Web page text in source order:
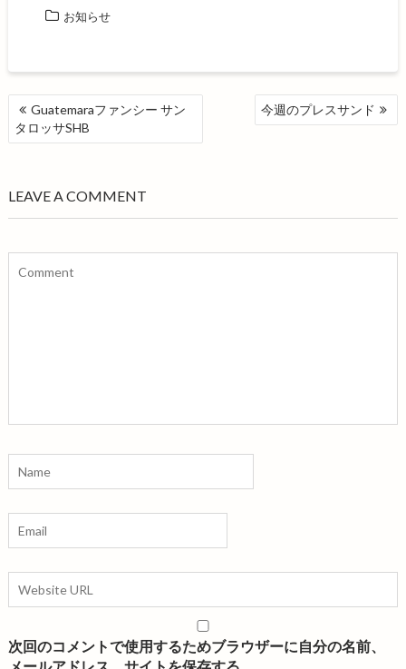
c
e
o
i
t
r
お知らせ
投
稿
ナ
ー
シ
ン
Guatemaraファンシー サン
タロッサSHB
今週のプレスサンド
LEAVE A COMMENT
次回のコメントで使用するためブラウザーに自分の名前、